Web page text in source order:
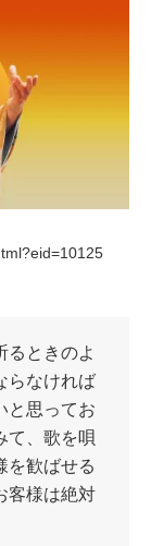
ときのよ
らなければ
と思ってお
て、歌を唄
を歓ばせる
客様は絶対